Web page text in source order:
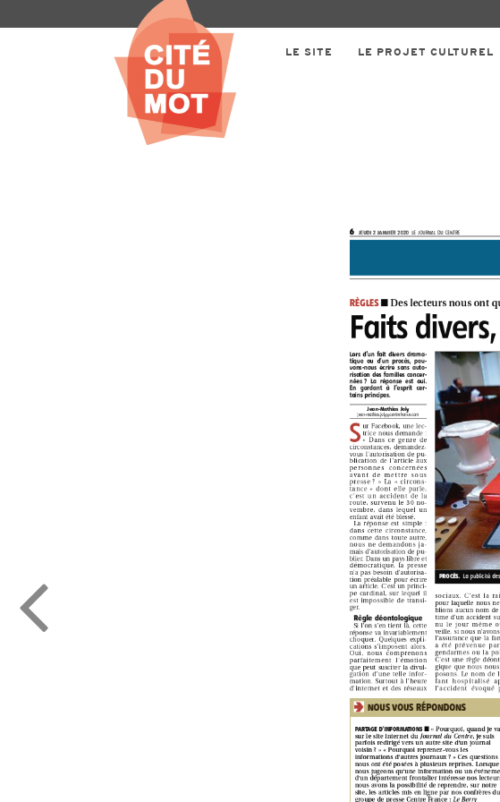
LE SITE LE PROJET CULTUREL